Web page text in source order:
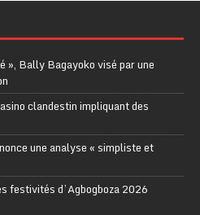
», Bally Bagayoko visé par une
clandestin impliquant des
une analyse « simpliste et
festivités d’Agbogboza 2026